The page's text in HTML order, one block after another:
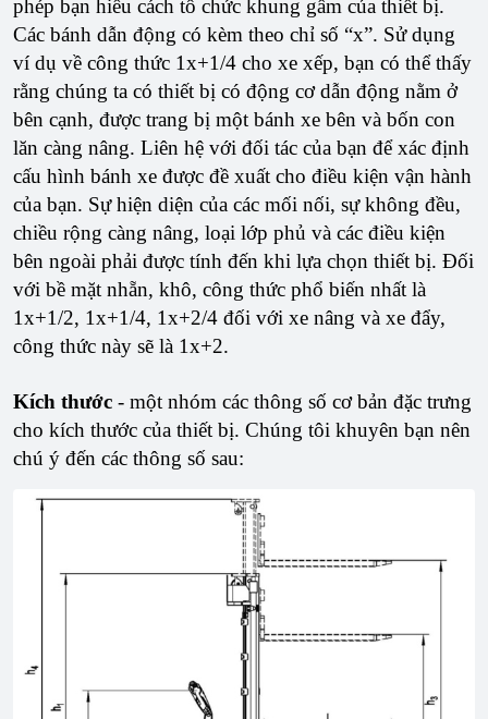
phép bạn hiểu cách tổ chức khung gầm của thiết bị.
Các bánh dẫn động có kèm theo chỉ số “x”. Sử dụng
ví dụ về công thức 1x+1/4 cho xe xếp, bạn có thể thấy
rằng chúng ta có thiết bị có động cơ dẫn động nằm ở
bên cạnh, được trang bị một bánh xe bên và bốn con
lăn càng nâng. Liên hệ với đối tác của bạn để xác định
cấu hình bánh xe được đề xuất cho điều kiện vận hành
của bạn. Sự hiện diện của các mối nối, sự không đều,
chiều rộng càng nâng, loại lớp phủ và các điều kiện
bên ngoài phải được tính đến khi lựa chọn thiết bị. Đối
với bề mặt nhẵn, khô, công thức phổ biến nhất là
1x+1/2, 1x+1/4, 1x+2/4 đối với xe nâng và xe đẩy,
công thức này sẽ là 1x+2.
Kích thước - một nhóm các thông số cơ bản đặc trưng
cho kích thước của thiết bị. Chúng tôi khuyên bạn nên
chú ý đến các thông số sau: